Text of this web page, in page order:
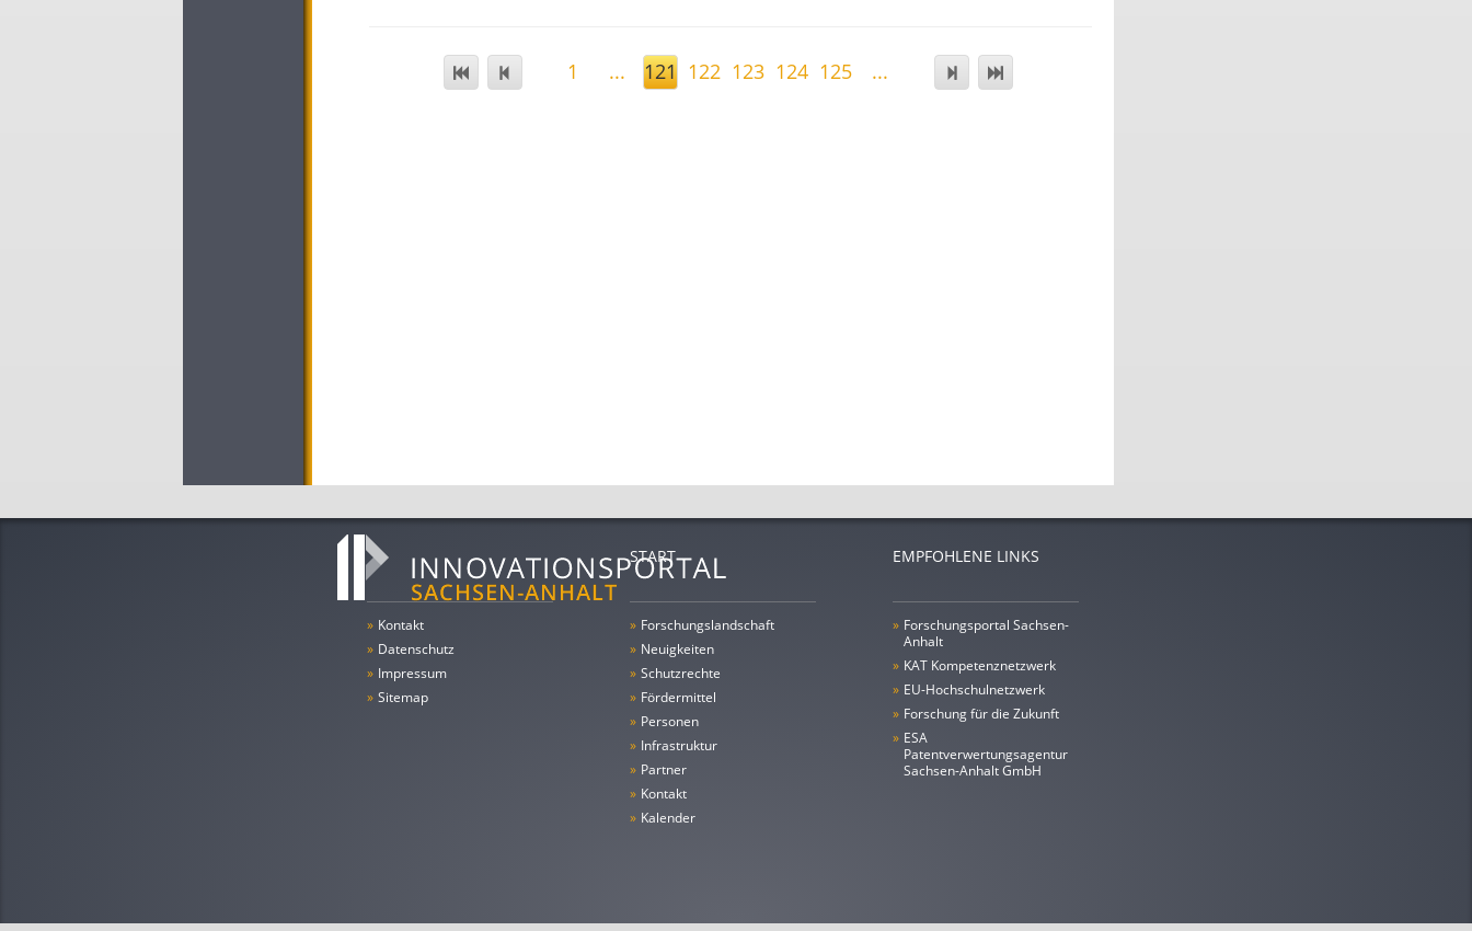
1 ... 121 122 123 124 125 ...
» Kontakt
» Datenschutz
» Impressum
» Sitemap
START
» Forschungs­landschaft
» Neuigkeiten
» Schutzrechte
» Fördermittel
» Personen
» Infrastruktur
» Partner
» Kontakt
» Kalender
EMPFOHLENE LINKS
» Forschungsportal Sachsen-
Anhalt
» KAT Kompetenznetzwerk
» EU-Hochschulnetzwerk
» Forschung für die Zukunft
» ESA
Patentverwertungsagentur
Sachsen-Anhalt GmbH